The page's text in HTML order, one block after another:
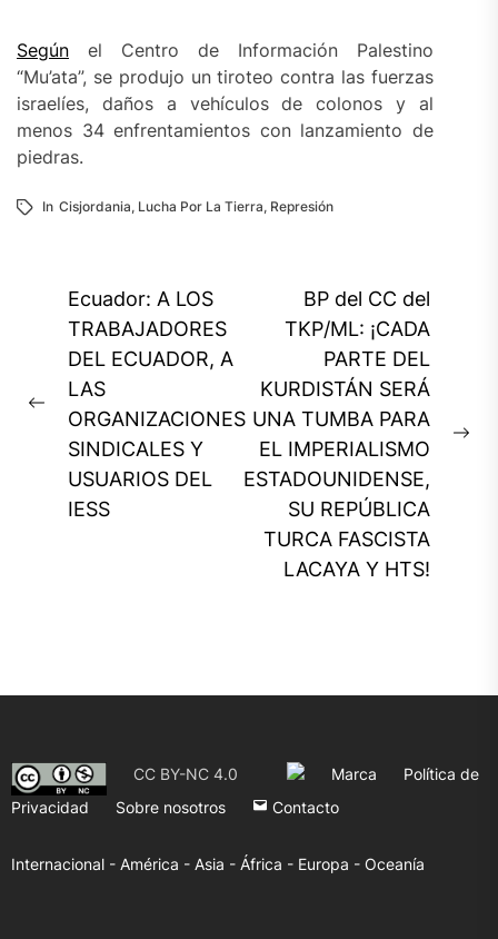
Según el Centro de Información Palestino
“Mu’ata”, se produjo un tiroteo contra las fuerzas
israelíes, daños a vehículos de colonos y al
menos 34 enfrentamientos con lanzamiento de
piedras.
In Cisjordania, Lucha Por La Tierra, Represión
Navegación
entradas
Previous
post:
Ecuador: A LOS
TRABAJADORES
DEL ECUADOR, A
LAS
ORGANIZACIONES
SINDICALES Y
USUARIOS DEL
IESS
BP del CC del
TKP/ML: ¡CADA
PARTE DEL
KURDISTÁN SERÁ
UNA TUMBA PARA
EL IMPERIALISMO
ESTADOUNIDENSE,
SU REPÚBLICA
TURCA FASCISTA
LACAYA Y HTS!
CC BY-NC 4.0 Marca
Política de
Privacidad
Sobre nosotros Contacto
Internacional - América - Asia - África - Europa - Oceanía